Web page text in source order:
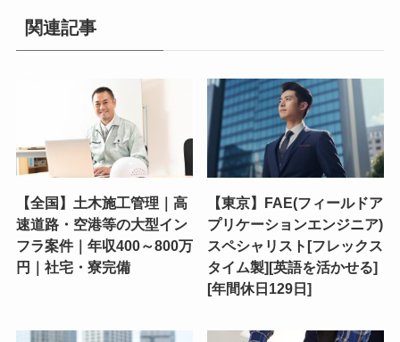
関連記事
【全国】土木施工管理｜高
速道路・空港等の大型イン
フラ案件｜年収400～800万
円｜社宅・寮完備
【東京】FAE(フィールドア
プリケーションエンジニア)
スペシャリスト[フレックス
タイム製][英語を活かせる]
[年間休日129日]